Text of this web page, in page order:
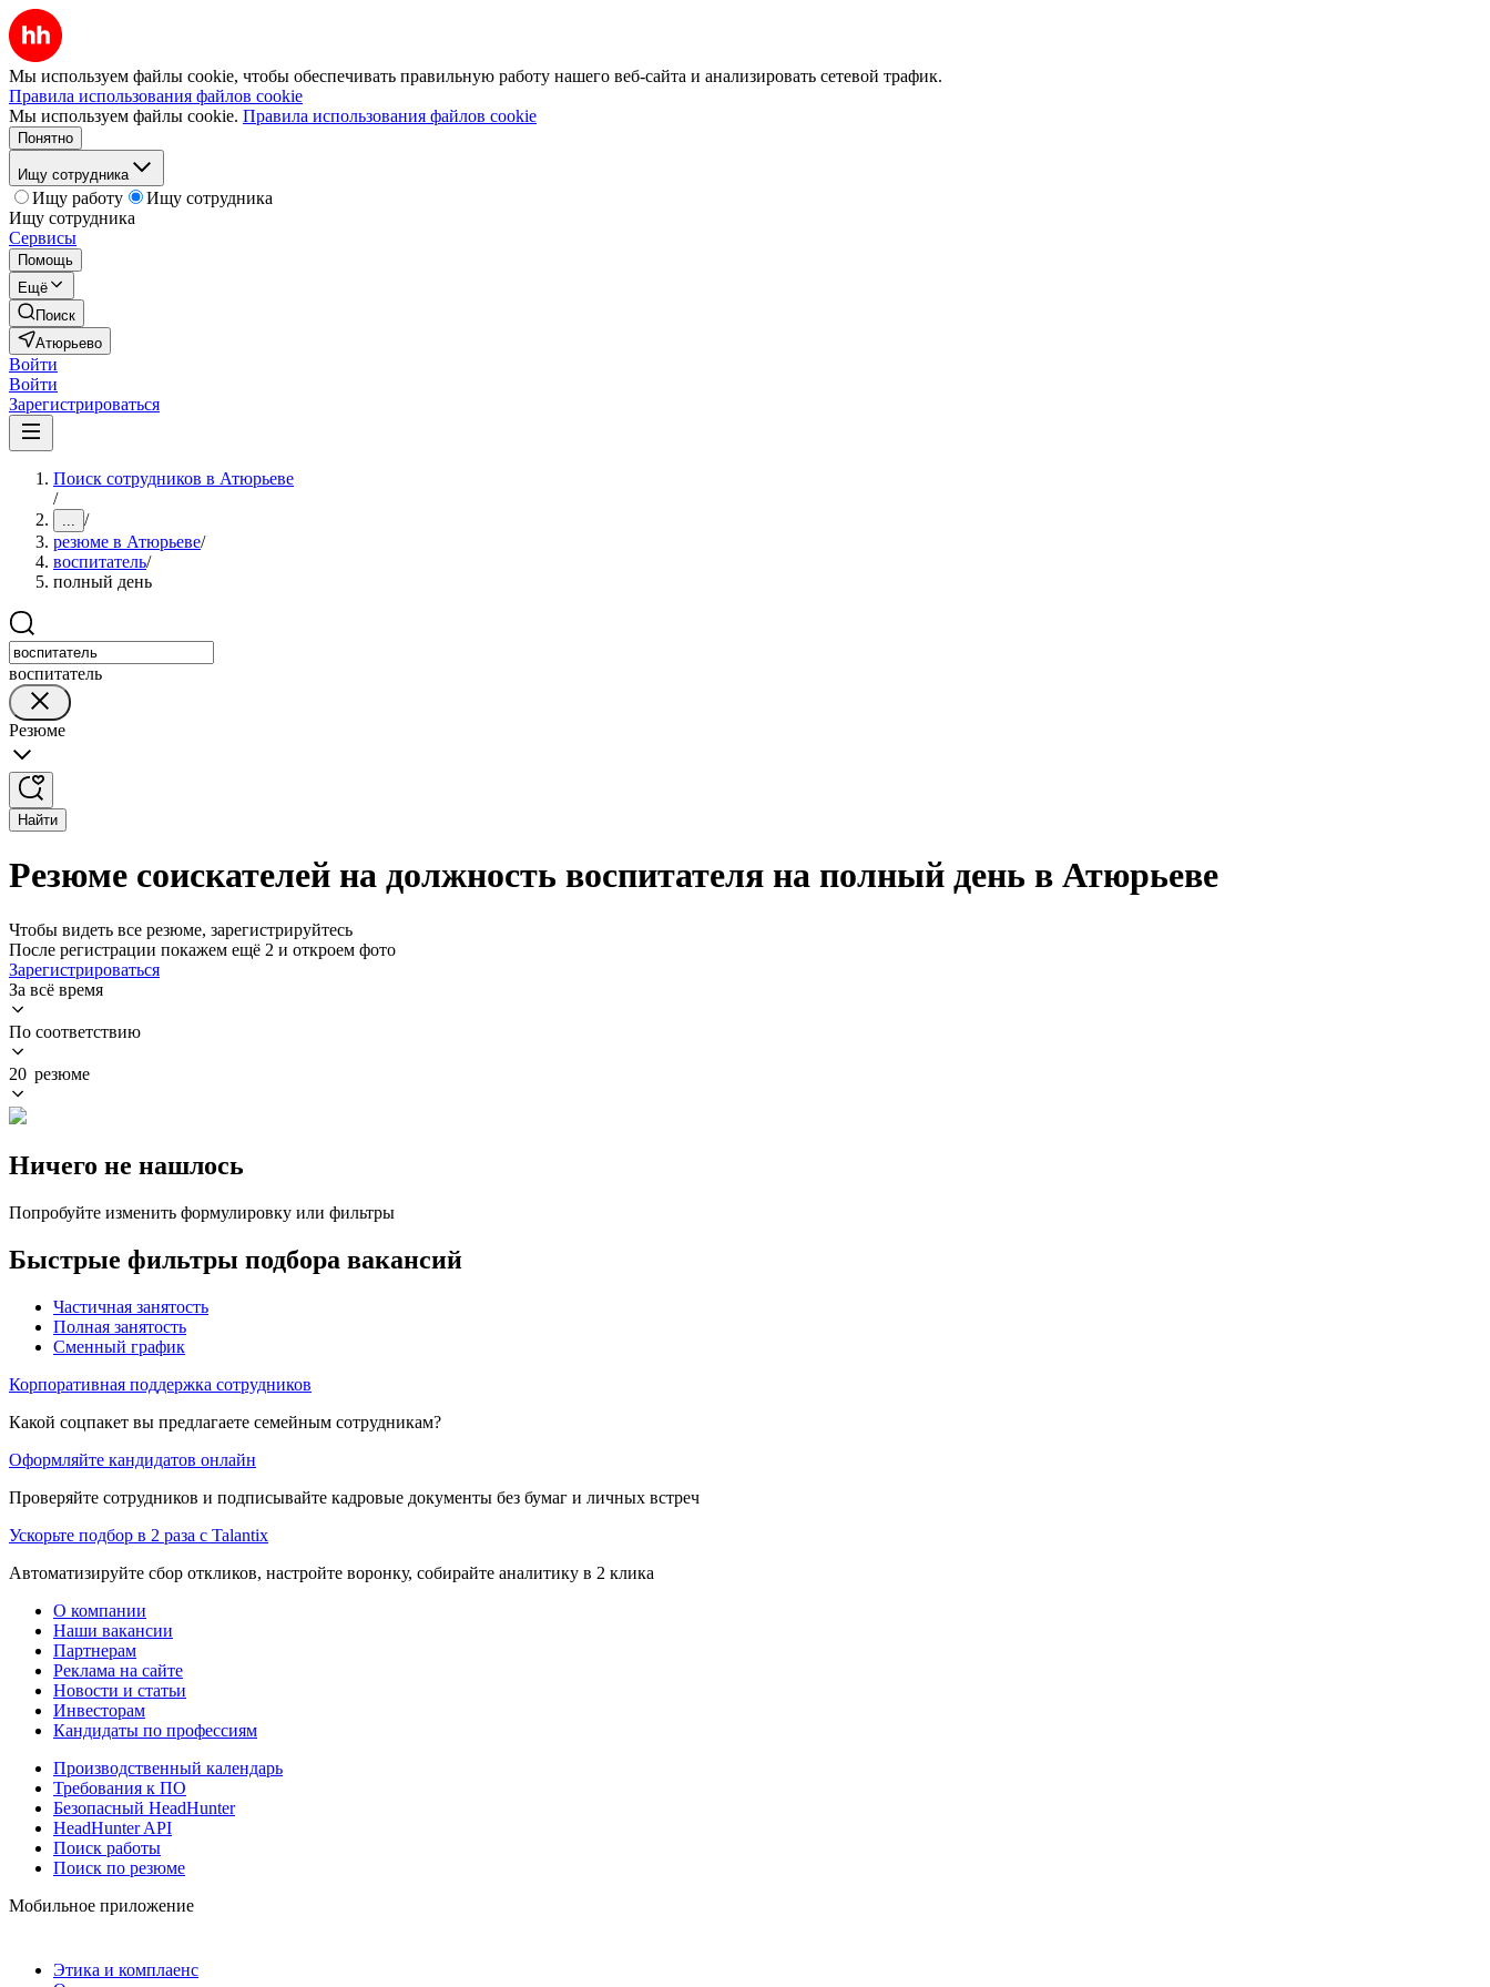
Мы используем файлы cookie, чтобы обеспечивать правильную работу нашего веб-сайта и анализировать сетевой трафик.
Правила использования файлов cookie
Мы используем файлы cookie. Правила использования файлов cookie
Понятно
Ищу сотрудника
Ищу работу
Ищу сотрудника
Ищу сотрудника
Сервисы
Помощь
Ещё
Поиск
Атюрьево
Войти
Войти
Зарегистрироваться
Поиск сотрудников в Атюрьеве
/
... /
резюме в Атюрьеве/
воспитатель/
полный день
воспитатель
Резюме
Найти
Резюме соискателей на должность воспитателя на полный день в Атюрьеве
Чтобы видеть все резюме, зарегистрируйтесь
После регистрации покажем ещё 2 и откроем фото
Зарегистрироваться
За всё время
По соответствию
20 резюме
Ничего не нашлось
Попробуйте изменить формулировку или фильтры
Быстрые фильтры подбора вакансий
Частичная занятость
Полная занятость
Сменный график
Корпоративная поддержка сотрудников
Какой соцпакет вы предлагаете семейным сотрудникам?
Оформляйте кандидатов онлайн
Проверяйте сотрудников и подписывайте кадровые документы без бумаг и личных встреч
Ускорьте подбор в 2 раза с Talantix
Автоматизируйте сбор откликов, настройте воронку, собирайте аналитику в 2 клика
О компании
Наши вакансии
Партнерам
Реклама на сайте
Новости и статьи
Инвесторам
Кандидаты по профессиям
Производственный календарь
Требования к ПО
Безопасный HeadHunter
HeadHunter API
Поиск работы
Поиск по резюме
Мобильное приложение
Этика и комплаенс